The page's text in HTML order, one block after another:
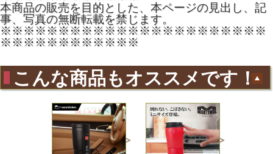
本商品の販売を目的とした、本ページの見出し、記
事、写真の無断転載を禁じます。
※※※※※※※※※※※※※※※※※※※※※※※
※※※※※※※※※※※※
こんな商品もオススメです！